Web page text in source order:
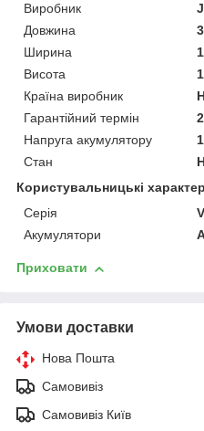
Виробник
Довжина
Ширина
Висота
Країна виробник
Гарантійний термін
Напруга акумулятору
Стан
Користувальницькі
Серія
Акумулятори
Приховати
Умови доставки
Нова Пошта
Самовивіз
Самовивіз Київ